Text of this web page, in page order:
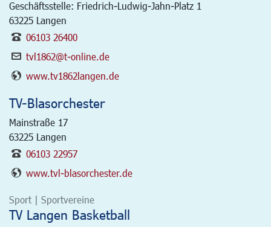
Geschäftsstelle: Friedrich-Ludwig-Jahn-Platz 1
63225 Langen
06103 26400
tvl1862@t-online.de
www.tv1862langen.de
TV-Blasorchester
Mainstraße 17
63225 Langen
06103 22957
www.tvl-blasorchester.de
Sport | Sportvereine
TV Langen Basketball